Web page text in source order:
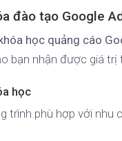
đào tạo Google
học quảng cáo
bạn nhận được giá trị
học
trình phù hợp với nhu